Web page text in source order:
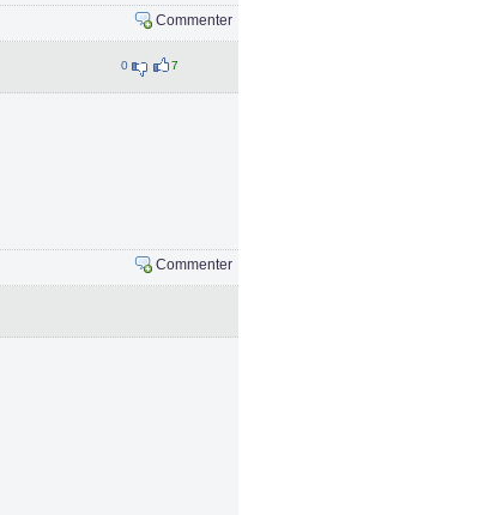
Commenter
0 7
Commenter